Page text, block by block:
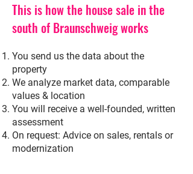
This is how the house sale in the
south of Braunschweig works
You send us the data about the
property
We analyze market data, comparable
values & location
You will receive a well-founded, written
assessment
On request: Advice on sales, rentals or
modernization